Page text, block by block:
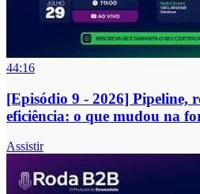
44:16
[Episódio 9 - 2026] Pipeline,
eficiência: o que mudou na
Assistir